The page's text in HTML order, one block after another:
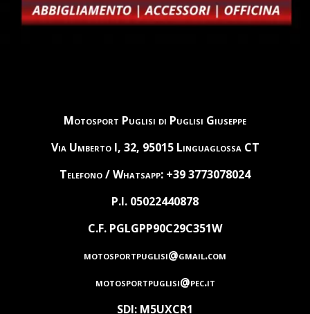
Motosport Puglisi di Puglisi Giuseppe
Via Umberto I, 32, 95015 Linguaglossa CT
Telefono / Whatsapp: +39 3773078024
P.I. 05022440878
C.F. PGLGPP90C29C351W
motosportpuglisi@gmail.com
motosportpuglisi@pec.it
SDI: M5UXCR1